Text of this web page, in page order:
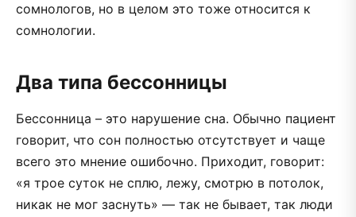
сомнологов, но в целом это тоже относится к
сомнологии.
Два типа бессонницы
Бессонница – это нарушение сна. Обычно пациент
говорит, что сон полностью отсутствует и чаще
всего это мнение ошибочно. Приходит, говорит:
«я трое суток не сплю, лежу, смотрю в потолок,
никак не мог заснуть» — так не бывает, так люди